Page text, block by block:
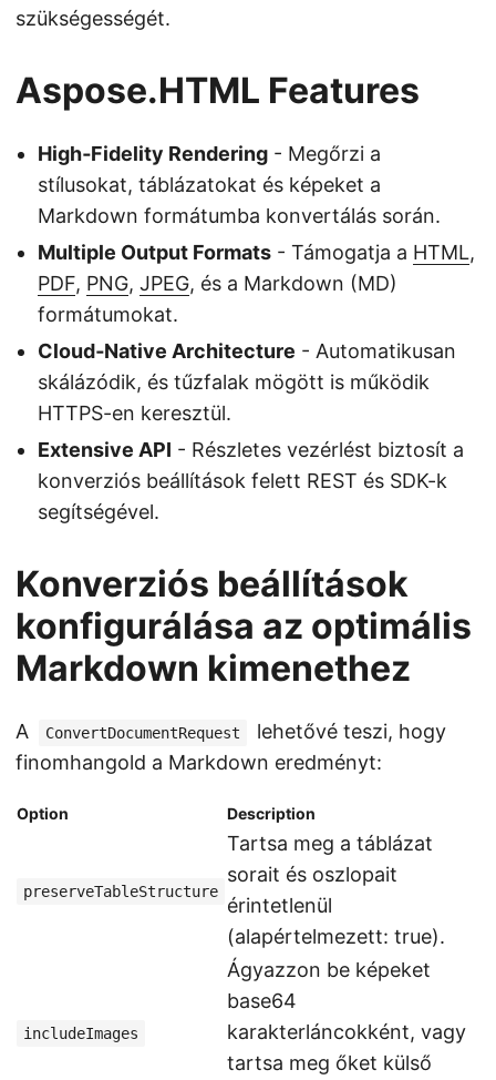
szükségességét.
Aspose.HTML Features
High‑Fidelity Rendering - Megőrzi a
stílusokat, táblázatokat és képeket a
Markdown formátumba konvertálás során.
Multiple Output Formats - Támogatja a HTML,
PDF, PNG, JPEG, és a Markdown (MD)
formátumokat.
Cloud‑Native Architecture - Automatikusan
skálázódik, és tűzfalak mögött is működik
HTTPS-en keresztül.
Extensive API - Részletes vezérlést biztosít a
konverziós beállítások felett REST és SDK-k
segítségével.
Konverziós beállítások
konfigurálása az optimális
Markdown kimenethez
A ConvertDocumentRequest
lehetővé teszi, hogy
finomhangold a Markdown eredményt:
Option Description
preserveTableStructure
Tartsa meg a táblázat
sorait és oszlopait
érintetlenül
(alapértelmezett: true).
includeImages
Ágyazzon be képeket
base64
karakterláncokként, vagy
tartsa meg őket külső